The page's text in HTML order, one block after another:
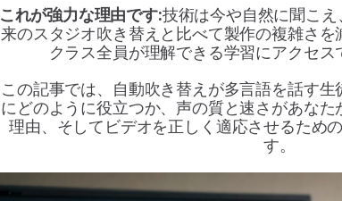
これが強力な理由です:技術は今や自然に聞こ
来のスタジオ吹き替えと比べて製作の複雑さを
クラス全員が理解できる学習にアクセス
この記事では、自動吹き替えが多言語を話す
にどのように役立つか、声の質と速さがあな
理由、そしてビデオを正しく適応させるため
す。